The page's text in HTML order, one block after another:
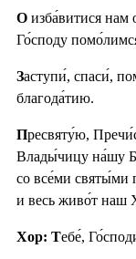
О изба́витися нам
Го́споду
Заступи́, спаси́,
благода́тию.
Пресвяту́ю,
Влады́чицу на́шу
со все́ми святы́ми
и весь живо́т наш
Хор: Тебе́,